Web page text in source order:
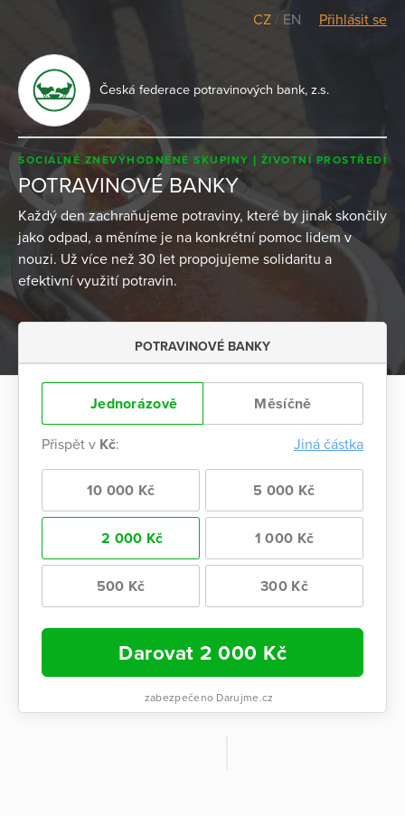
CZ / EN Přihlásit se
Česká federace potravinových bank, z.s.
SOCIÁLNĚ ZNEVÝHODNĚNÉ SKUPINY ŽIVOTNÍ PROSTŘEDÍ
POTRAVINOVÉ BANKY
Každý den zachraňujeme potraviny, které by jinak skončily
jako odpad, a měníme je na konkrétní pomoc lidem v
nouzi. Už více než 30 let propojujeme solidaritu a
efektivní využití potravin.
POTRAVINOVÉ BANKY
Jednorázově Měsíčně
Přispět v Kč: Jiná částka
10 000 Kč 5 000 Kč
2 000 Kč 1 000 Kč
500 Kč 300 Kč
Darovat 2 000 Kč
zabezpečeno Darujme.cz